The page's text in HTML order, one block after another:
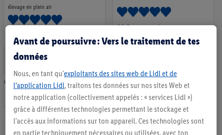
élevage en plein air
49 Commentaires
4.
*
les 6 pièces | 1 Stk = 0,82 CHF
Ajouter
à
la
98 Commentaires
les 500g | 100g = 0,25 CHF
Ajouter
à
la
Avant de poursuivre : Vers le traitement de tes
données
Nous, en tant qu'exploitants des sites web de Lidl et de
l’application Lidl, traitons tes données sur nos sites Web et
notre application (collectivement appelés : « services Lidl »)
grâce à différentes technologies permettant le stockage et
l'accès aux informations sur ton appareil. Ces technologies sont
en partie techniquement nécessaires ou utilisées, avec ton